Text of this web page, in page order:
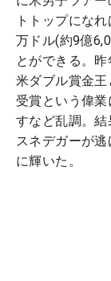
トトップにな
万ドル(約9億
とができる。
米ダブル賞金
受賞という偉
すなど乱調。結
スネデガーが
に輝いた。